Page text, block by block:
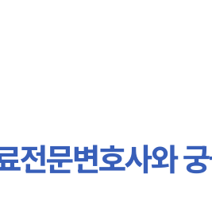
전문변호사와